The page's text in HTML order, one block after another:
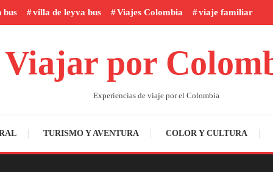
bus villa de leyva bus Viajes Colombia viaje familiar
Viajar por
Experiencias de viaje por el Colombia
TURISMO Y AVENTURA COLOR Y CULTURA